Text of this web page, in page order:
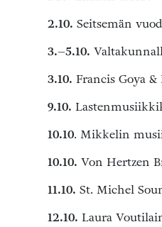
2.10. Seitsemän
3.–5.10.
3.10. Francis Goya
9.10.
10.10. Mikkelin
10.10. Von Hertzen
11.10. St. Michel
12.10. Laura